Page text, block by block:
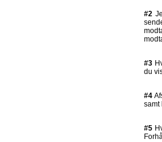
#2
#3
du
#4
samt
#5